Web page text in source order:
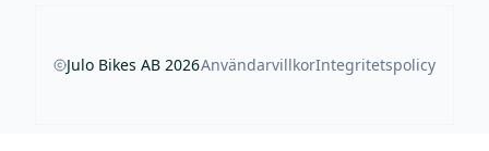
Julo Bikes AB 2026AnvändarvillkorIntegritetspolicy